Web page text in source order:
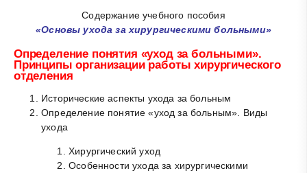
Содержание учебного пособия
«Основы ухода за хирургическими больными»
Определение понятия «уход за больными».
Принципы организации работы хирургического
отделения
Исторические аспекты ухода за больным
Определение понятие «уход за больным». Виды
ухода
Хирургический уход
Особенности ухода за хирургическими